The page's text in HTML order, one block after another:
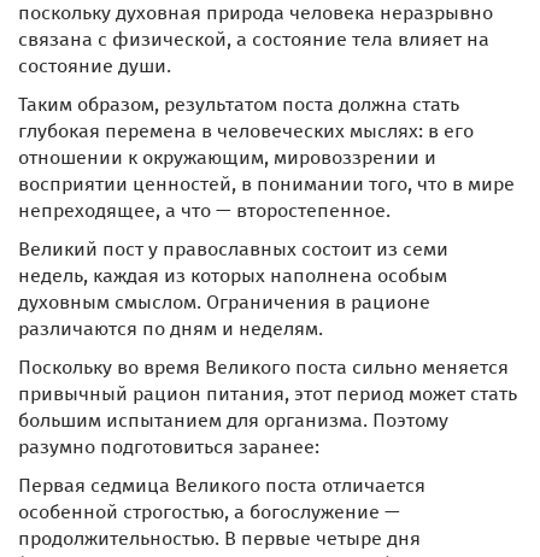
поскольку духовная природа человека неразрывно
связана с физической, а состояние тела влияет на
состояние души.
Таким образом, результатом поста должна стать
глубокая перемена в человеческих мыслях: в его
отношении к окружающим, мировоззрении и
восприятии ценностей, в понимании того, что в мире
непреходящее, а что — второстепенное.
Великий пост у православных состоит из семи
недель, каждая из которых наполнена особым
духовным смыслом. Ограничения в рационе
различаются по дням и неделям.
Поскольку во время Великого поста сильно меняется
привычный рацион питания, этот период может стать
большим испытанием для организма. Поэтому
разумно подготовиться заранее:
Первая седмица Великого поста отличается
особенной строгостью, а богослужение —
продолжительностью. В первые четыре дня